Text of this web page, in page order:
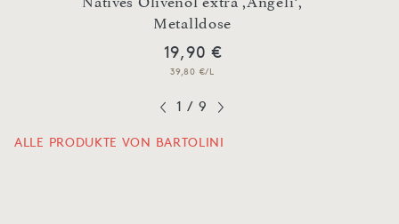
Metalldose
19,90 €
39,80 €/L
1 / 9
ALLE PRODUKTE VON BARTOLINI